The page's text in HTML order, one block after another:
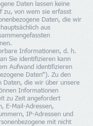
Daten lassen keine
zu, von wem sie erfasst
Daten, die wir
aus
Informationen, d. h.
Sie identifizieren kann
Aufwand identifizieren
Daten“). Zu den
Daten, die wir über unsere
Informationen
zu Zeit angefordert
E-Mail-Adressen,
IP-Adressen und
mit nicht